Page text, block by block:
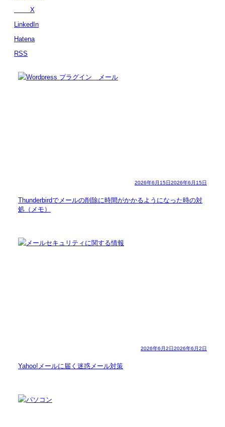
X
LinkedIn
Hatena
RSS
2026年6月15日2026年6月15日
Thunderbirdでメールの削除に時間がかかるようになった時の対
処（メモ）
2026年6月2日2026年6月2日
Yahoo!メールに届く迷惑メール対策